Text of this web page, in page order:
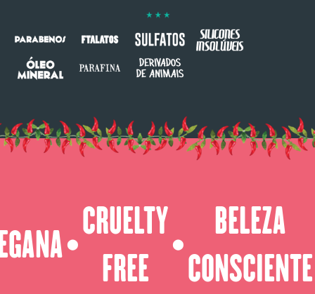
⬤
CRUELTY
FREE
⬤
BELEZA
CONSCIENTE